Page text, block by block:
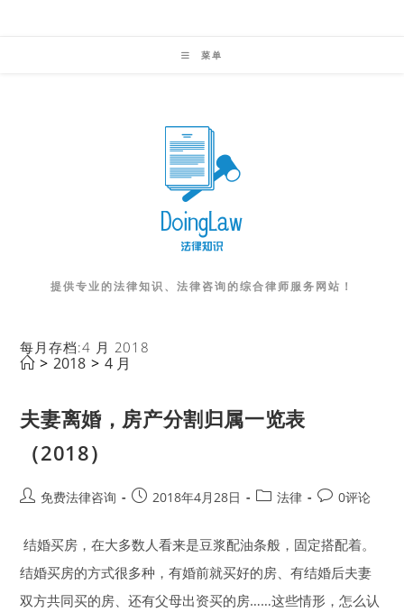
菜单
提供专业的法律知识、法律咨询的综合律师服务网站！
每月存档:4 月 2018
> 2018 > 4 月
夫妻离婚，房产分割归属一览表
（2018）
Post免费法律咨询
Post2018年4月28日
Post法律
Post0评论
结婚买房，在大多数人看来是豆浆配油条般，固定搭配着。
结婚买房的方式很多种，有婚前就买好的房、有结婚后夫妻
双方共同买的房、还有父母出资买的房……这些情形，怎么认